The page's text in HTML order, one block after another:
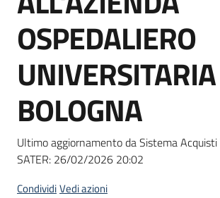
English
site
Seguici
su
OSPEDALIERO
BOLOGNA
Ultimo aggiornamento da Sistema
SATER: 26/02/2026 20:02
CondividiVedi azioni